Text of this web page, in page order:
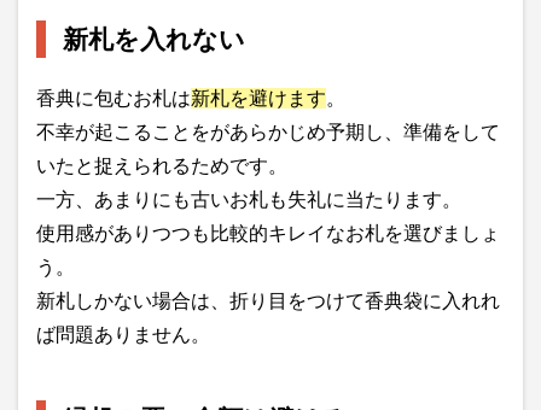
新札を入れない
香典に包むお札は新札を避けます。
不幸が起こることをがあらかじめ予期し、準備をして
いたと捉えられるためです。
一方、あまりにも古いお札も失礼に当たります。
使用感がありつつも比較的キレイなお札を選びましょ
う。
新札しかない場合は、折り目をつけて香典袋に入れれ
ば問題ありません。